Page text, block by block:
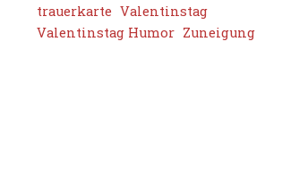
trauerkarte Valentinstag
Valentinstag Humor Zuneigung